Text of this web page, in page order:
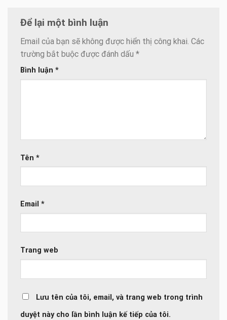
Để lại một bình luận
Email của bạn sẽ không được hiển thị công khai. Các
trường bắt buộc được đánh dấu *
Bình luận *
Tên *
Email *
Trang web
Lưu tên của tôi, email, và trang web trong trình
duyệt này cho lần bình luận kế tiếp của tôi.